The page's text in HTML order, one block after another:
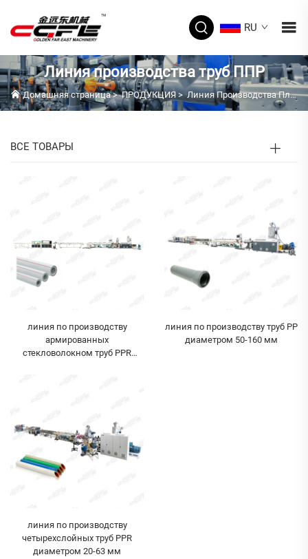
RU
Линия производства труб ППР
Домашняя страница>ПРОДУКЦИЯ>Линия Производства Пластиковых Труб
ВСЕ ТОВАРЫ
линия по производству
армированных
стекловолокном труб PPR
линия по производству труб PP
диаметром 50-160 мм
линия по производству
четырехслойных труб PPR
диаметром 20-63 мм